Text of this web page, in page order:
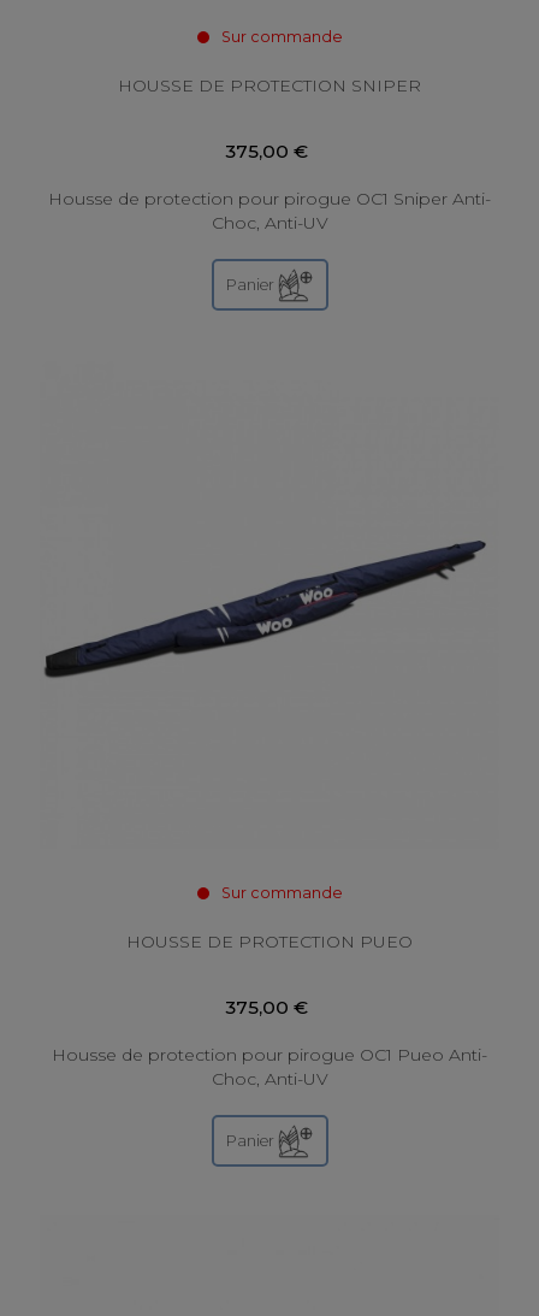
Sur commande
HOUSSE DE PROTECTION SNIPER
375,00 €
Housse de protection pour pirogue OC1 Sniper Anti-
Choc, Anti-UV
Panier
Sur commande
HOUSSE DE PROTECTION PUEO
375,00 €
Housse de protection pour pirogue OC1 Pueo Anti-
Choc, Anti-UV
Panier